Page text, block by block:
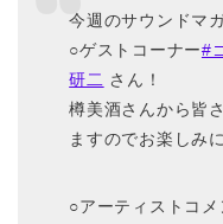
今週のサウンドマ
○ゲストコーナー#
研二 さん！
樽美酒さんから皆
ますのでお楽しみに
○アーティストコメ